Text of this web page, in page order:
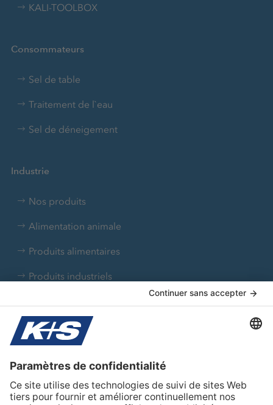
KALI-TOOLBOX
Consommateurs
Sel de table
Traitement de l`eau
Sel de déneigement
Industrie
Nos produits
Alimentation animale
Produits alimentaires
Produits industriels
Traitement de l'eau
K+S France
Sur K+S France